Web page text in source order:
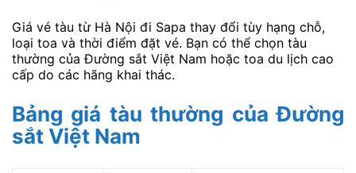
Giá vé tàu từ Hà Nội đi Sapa thay đổi tùy hạng chỗ,
loại toa và thời điểm đặt vé. Bạn có thể chọn tàu
thường của Đường sắt Việt Nam hoặc toa du lịch cao
cấp do các hãng khai thác.
Bảng giá tàu thường của Đường
sắt Việt Nam